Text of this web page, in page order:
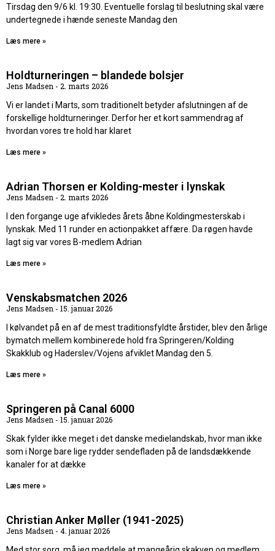
Tirsdag den 9/6 kl. 19:30. Eventuelle forslag til beslutning skal være
undertegnede i hænde seneste Mandag den
Læs mere »
Holdturneringen – blandede bolsjer
Jens Madsen
2. marts 2026
Vi er landet i Marts, som traditionelt betyder afslutningen af de
forskellige holdturneringer. Derfor her et kort sammendrag af
hvordan vores tre hold har klaret
Læs mere »
Adrian Thorsen er Kolding-mester i lynskak
Jens Madsen
2. marts 2026
I den forgange uge afvikledes årets åbne Koldingmesterskab i
lynskak. Med 11 runder en actionpakket affære. Da røgen havde
lagt sig var vores B-medlem Adrian
Læs mere »
Venskabsmatchen 2026
Jens Madsen
15. januar 2026
I kølvandet på en af de mest traditionsfyldte årstider, blev den årlige
bymatch mellem kombinerede hold fra Springeren/Kolding
Skakklub og Haderslev/Vojens afviklet Mandag den 5.
Læs mere »
Springeren på Canal 6000
Jens Madsen
15. januar 2026
Skak fylder ikke meget i det danske medielandskab, hvor man ikke
som i Norge bare lige rydder sendefladen på de landsdækkende
kanaler for at dække
Læs mere »
Christian Anker Møller (1941-2025)
Jens Madsen
4. januar 2026